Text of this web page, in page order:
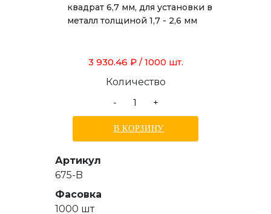
квадрат 6,7 мм, для установки в
металл толщиной 1,7 - 2,6 мм
3 930.46 ₽ / 1000 шт.
Количество
-
+
В КОРЗИНУ
Артикул
675-B
Фасовка
1000 шт